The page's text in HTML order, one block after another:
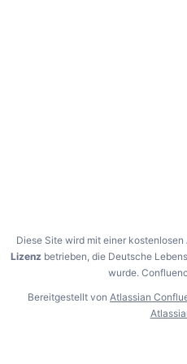
Diese Site wird mit einer kostenlosen
Lizenz betrieben, die Deutsche
wurde.
Bereitgestellt von Atlassian